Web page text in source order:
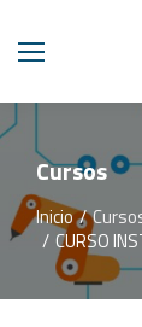
Cursos
Estás aquí:
Inicio
CURSO